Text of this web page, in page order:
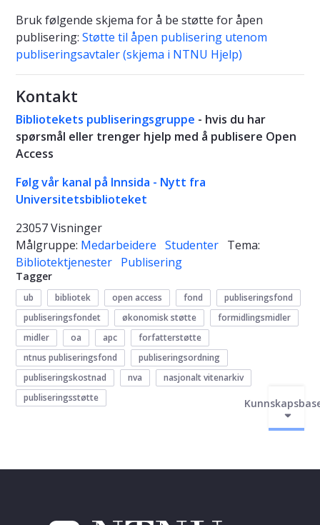
Bruk følgende skjema for å be støtte for åpen
publisering: Støtte til åpen publisering utenom
publiseringsavtaler (skjema i NTNU Hjelp)
Kontakt
Bibliotekets publiseringsgruppe - hvis du har
spørsmål eller trenger hjelp med å publisere Open
Access
Følg vår kanal på Innsida - Nytt fra
Universitetsbiblioteket
23057 Visninger
Målgruppe: Medarbeidere Studenter Tema:
Bibliotektjenester Publisering
Tagger
ub bibliotek open access fond
publiseringsfond
publiseringsfondet
økonomisk støtte
formidlingsmidler
midler
oa apc
forfatterstøtte
ntnus publiseringsfond
publiseringsordning
publiseringskostnad
nva
nasjonalt vitenarkiv
publiseringsstøtte